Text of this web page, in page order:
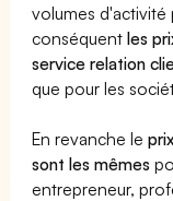
volumes d'activité
conséquentles
service relation
que pour les
En revanche le
sont les mêmes
entrepreneur,